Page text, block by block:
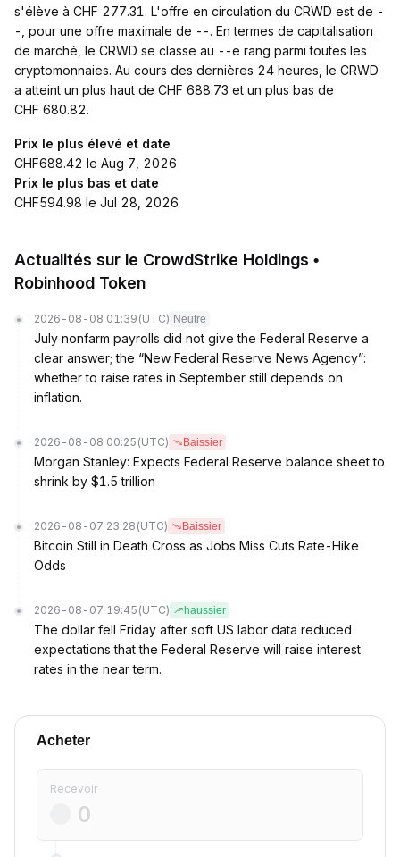
s'élève à CHF 277.31. L'offre en circulation du CRWD est de -
-, pour une offre maximale de --. En termes de capitalisation
de marché, le CRWD se classe au --e rang parmi toutes les
cryptomonnaies. Au cours des dernières 24 heures, le CRWD
a atteint un plus haut de CHF 688.73 et un plus bas de
CHF 680.82.
Prix le plus élevé et date
CHF688.42 le Aug 7, 2026
Prix le plus bas et date
CHF594.98 le Jul 28, 2026
Actualités sur le CrowdStrike Holdings •
Robinhood Token
2026-08-08 01:39 (UTC) Neutre
July nonfarm payrolls did not give the Federal Reserve a
clear answer; the “New Federal Reserve News Agency”:
whether to raise rates in September still depends on
inflation.
2026-08-08 00:25 (UTC) Baissier
Morgan Stanley: Expects Federal Reserve balance sheet to
shrink by $1.5 trillion
2026-08-07 23:28 (UTC) Baissier
Bitcoin Still in Death Cross as Jobs Miss Cuts Rate-Hike
Odds
2026-08-07 19:45 (UTC) haussier
The dollar fell Friday after soft US labor data reduced
expectations that the Federal Reserve will raise interest
rates in the near term.
Acheter
Recevoir